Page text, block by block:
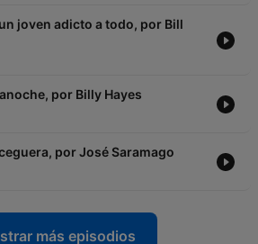
joven adicto a todo, por Bill
por Billy Hayes
por José Saramago
más episodios